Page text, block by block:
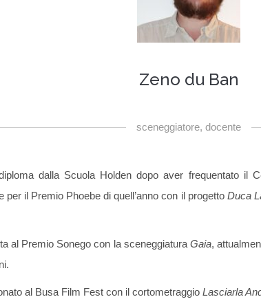
Zeno du Ban
sceneggiatore, docente
dalla Scuola Holden dopo aver frequentato il
per il Premio Phoebe di quell’anno con il progetto Duca
al Premio Sonego con la sceneggiaturaGaia,
al Busa Film Fest con il cortometraggio Lasciarla